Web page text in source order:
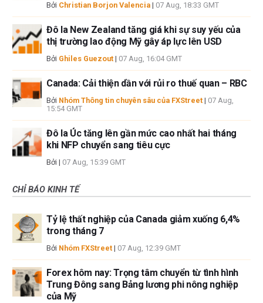
Bởi Christian Borjon Valencia | 07 Aug, 18:33 GMT
Đô la New Zealand tăng giá khi sự suy yếu của
thị trường lao động Mỹ gây áp lực lên USD
Bởi Ghiles Guezout | 07 Aug, 16:04 GMT
Canada: Cải thiện dần với rủi ro thuế quan – RBC
Bởi Nhóm Thông tin chuyên sâu của FXStreet | 07 Aug,
15:54 GMT
Đô la Úc tăng lên gần mức cao nhất hai tháng
khi NFP chuyển sang tiêu cực
Bởi | 07 Aug, 15:39 GMT
CHỈ BÁO KINH TẾ
Tỷ lệ thất nghiệp của Canada giảm xuống 6,4%
trong tháng 7
Bởi Nhóm FXStreet | 07 Aug, 12:39 GMT
Forex hôm nay: Trọng tâm chuyển từ tình hình
Trung Đông sang Bảng lương phi nông nghiệp
của Mỹ